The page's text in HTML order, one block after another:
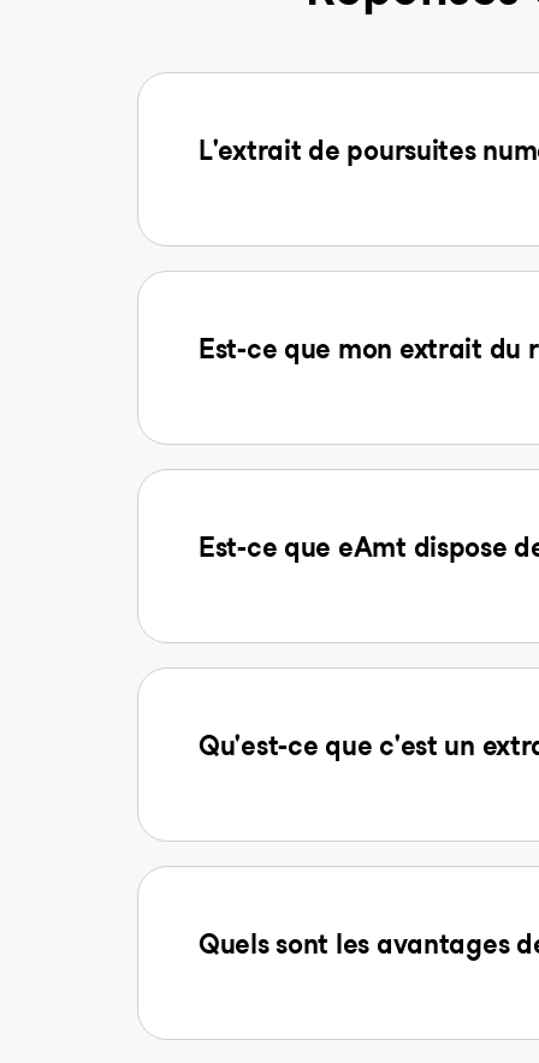
L'extrait de poursuites
Est-ce que mon extrait du
Est-ce que eAmt dispose
Qu'est-ce que c'est un
Quels sont les avantages